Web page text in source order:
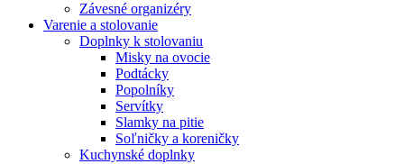
Závesné organizéry
Varenie a stolovanie
Doplnky k stolovaniu
Misky na ovocie
Podtácky
Popolníky
Servítky
Slamky na pitie
Soľničky a koreničky
Kuchynské doplnky